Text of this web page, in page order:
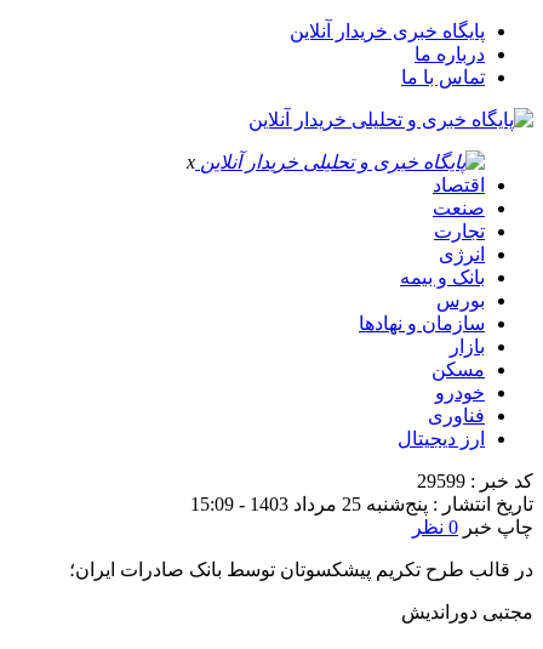
پایگاه خبری خریدار آنلاین
درباره ما
تماس با ما
x
اقتصاد
صنعت
تجارت
انرژی
بانک و بیمه
بورس
سازمان و نهادها
بازار
مسکن
خودرو
فناوری
ارز دیجیتال
کد خبر : 29599
تاریخ انتشار : پنج‌شنبه 25 مرداد 1403 - 15:09
چاپ خبر 0 نظر
​در قالب طرح تکریم پیشکسوتان توسط بانک صادرات ایران؛
مجتبی دوراندیش